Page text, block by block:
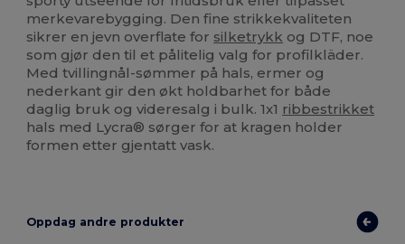
merkevarebygging. Den fine strikkekvaliteten
sikrer en jevn overflate for silketrykk og DTF, noe
som gjør den til et pålitelig valg for profilkläder.
Med tvillingnål-sømmer på hals, ermer og
nederkant gir den økt holdbarhet for både
daglig bruk og videresalg i bulk. 1x1 ribbestrikket
hals med Lycra® sørger for at kragen holder
formen etter gjentatt vask.
Oppdag andre produkter